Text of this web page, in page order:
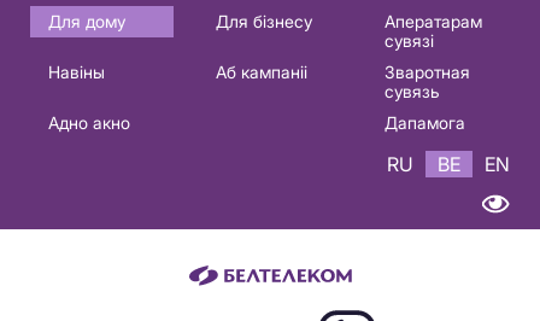
Основная
навигация
Для дому Для бізнесу
Аператарам
сувязі
Навіны
Аб кампаніі
Зваротная
сувязь
Адно акно
Дапамога
RU BE EN